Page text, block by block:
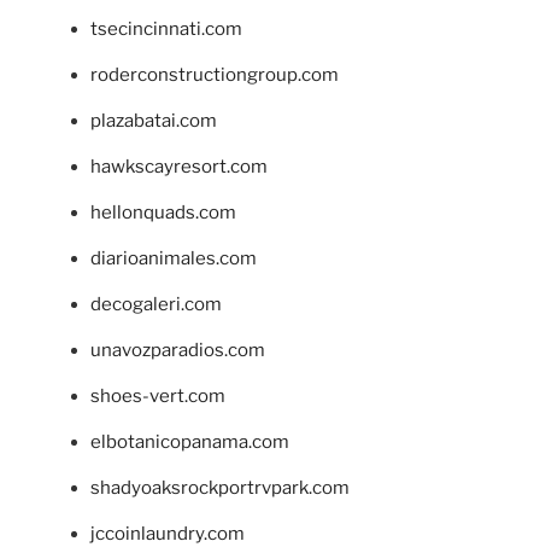
tsecincinnati.com
roderconstructiongroup.com
plazabatai.com
hawkscayresort.com
hellonquads.com
diarioanimales.com
decogaleri.com
unavozparadios.com
shoes-vert.com
elbotanicopanama.com
shadyoaksrockportrvpark.com
jccoinlaundry.com